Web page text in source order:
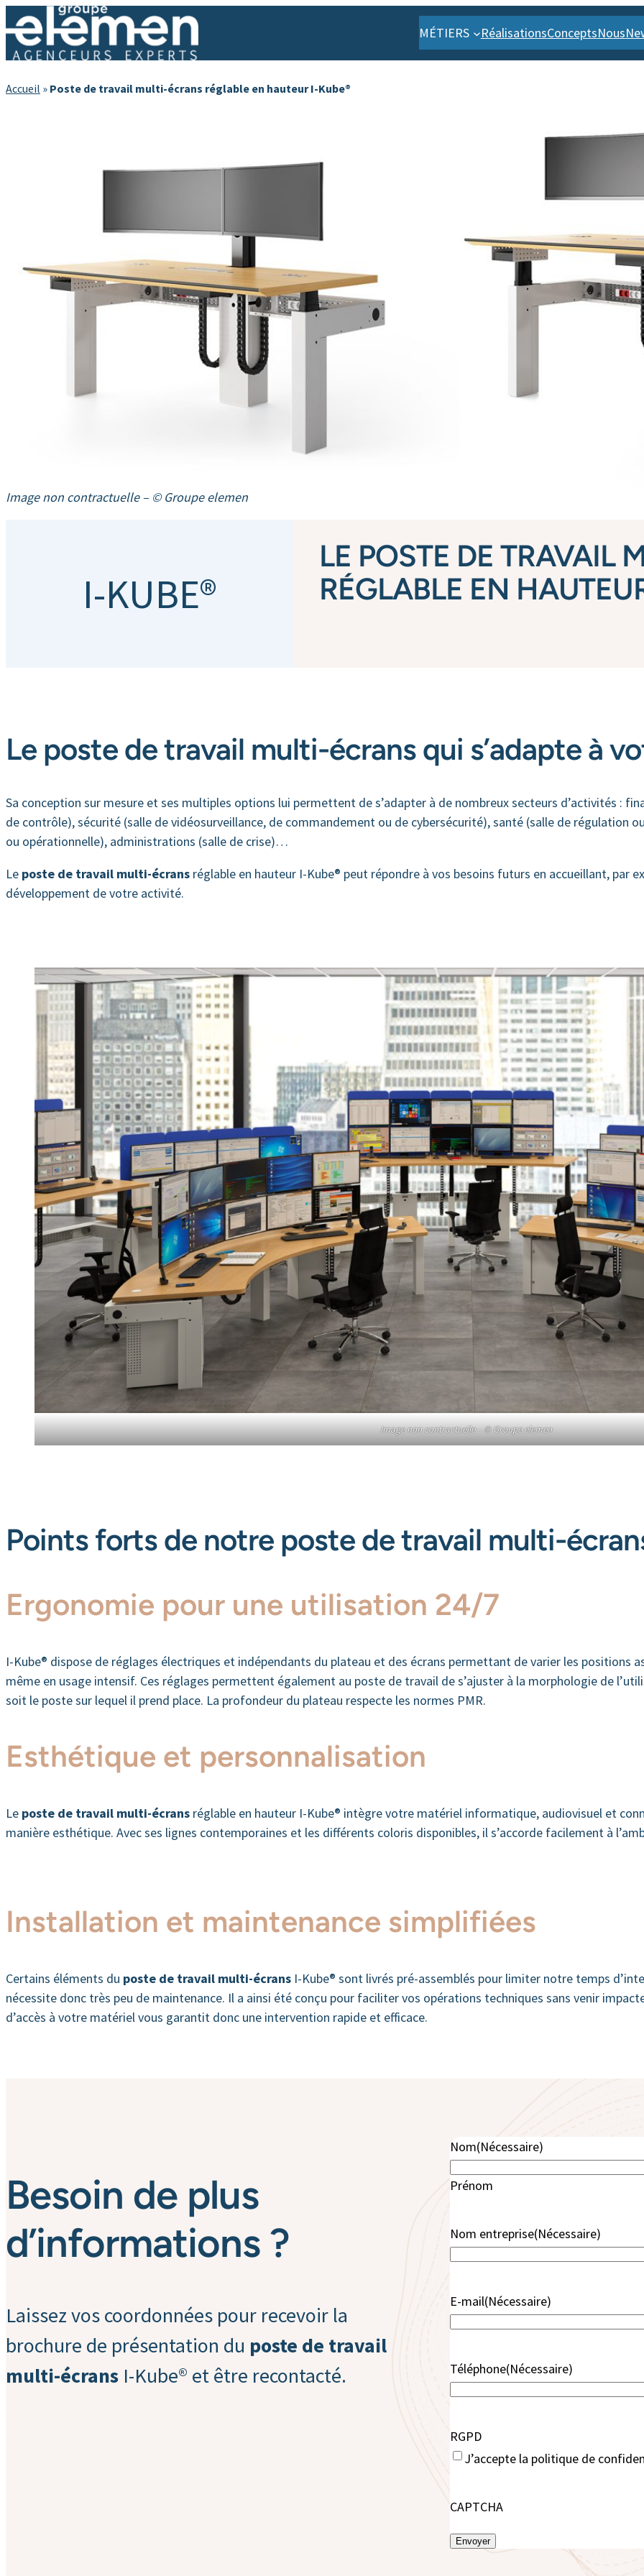
MÉTIERS RéalisationsConceptsNous
Accueil » Poste de travail multi-écrans réglable en hauteur I-Kube®
Image non contractuelle – © Groupe elemen
I-KUBE®
LE POSTE DE TRAVAIL
RÉGLABLE EN
Le poste de travail multi-écrans qui s’adapte à
Sa conception sur mesure et ses multiples options lui permettent de s’adapter à de nombreux secteurs d’activités :
de contrôle), sécurité (salle de vidéosurveillance, de commandement ou de cybersécurité), santé (salle de régulation
ou opérationnelle), administrations (salle de crise)…
Le poste de travail multi-écrans réglable en hauteur I-Kube® peut répondre à vos besoins futurs en accueillant, par
développement de votre activité.
Image non contractuelle–© Groupe elemen
Points forts de notre poste de travail multi-
Ergonomie pour une utilisation 24/7
I-Kube® dispose de réglages électriques et indépendants du plateau et des écrans permettant de varier les positions
même en usage intensif. Ces réglages permettent également au poste de travail de s’ajuster à la morphologie de
soit le poste sur lequel il prend place. La profondeur du plateau respecte les normes PMR.
Esthétique et personnalisation
Le poste de travail multi-écrans réglable en hauteur I-Kube® intègre votre matériel informatique, audiovisuel et
manière esthétique. Avec ses lignes contemporaines et les différents coloris disponibles, il s’accorde facilement à
Installation et maintenance simplifiées
Certains éléments du poste de travail multi-écrans I-Kube® sont livrés pré-assemblés pour limiter notre temps
nécessite donc très peu de maintenance. Il a ainsi été conçu pour faciliter vos opérations techniques sans venir
d’accès à votre matériel vous garantit donc une intervention rapide et efficace.
Besoin de plus
d’informations ?
Laissez vos coordonnées pour recevoir la
brochure de présentation du poste de travail
multi-écrans I-Kube® et être recontacté.
Nom(Nécessaire)
Prénom
Nom entreprise(Nécessaire)
E-mail(Nécessaire)
Téléphone(Nécessaire)
RGPD
J’accepte la politique de
CAPTCHA